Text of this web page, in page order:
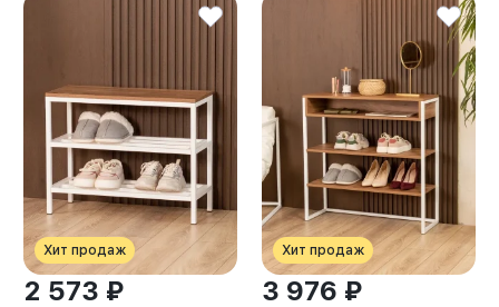
Хит продаж
2 573 ₽
Хит продаж
3 976 ₽